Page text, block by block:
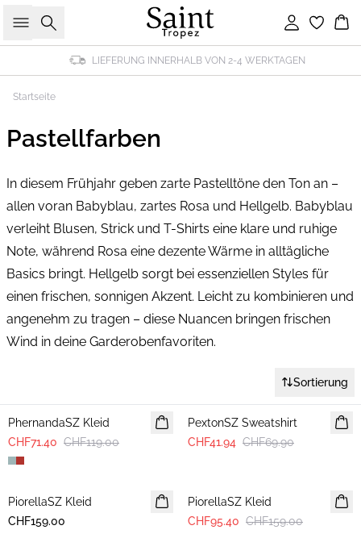
Suche Einloggen
LIEFERUNG INNERHALB VON 2-4 WERKTAGEN
Startseite
Pastellfarben
In diesem Frühjahr geben zarte Pastelltöne den Ton an –
allen voran Babyblau, zartes Rosa und Hellgelb. Babyblau
verleiht Blusen, Strick und T-Shirts eine klare und ruhige
Note, während Rosa eine dezente Wärme in alltägliche
Basics bringt. Hellgelb sorgt bei essenziellen Styles für
einen frischen, sonnigen Akzent. Leicht zu kombinieren und
angenehm zu tragen – diese Nuancen bringen frischen
Wind in deine Garderobenfavoriten.
Sortierung
PhernandaSZ Kleid
CHF71.40 CHF119.00
PextonSZ Sweatshirt
CHF41.94 CHF69.90
PiorellaSZ Kleid
CHF159.00
PiorellaSZ Kleid
CHF95.40 CHF159.00